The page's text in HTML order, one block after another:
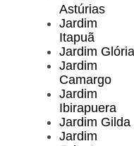
Astúrias
Jardim
Itapuã
Jardim Glória
Jardim
Camargo
Jardim
Ibirapuera
Jardim Gilda
Jardim